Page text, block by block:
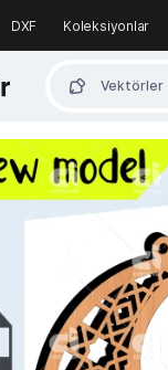
DXF Koleksiyonlar
Vektörler